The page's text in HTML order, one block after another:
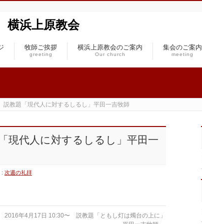
浜上原教会
牧師ご挨拶
greeting
横浜上原教会のご案内
Our church
集会のご案内
meeting
教題「現代人に対するしるし」平田一吉牧師
代人に対するしるし」平田一
: 次週の礼拝
2016年4月17日 10:30〜 説教題「ともし灯は燭台の上に」